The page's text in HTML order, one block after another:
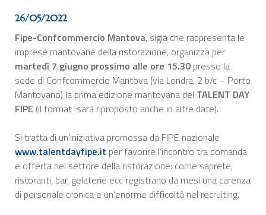
26/05/2022
Fipe-Confcommercio Mantova, sigla che rappresenta le
imprese mantovane della ristorazione, organizza per
martedì 7 giugno prossimo alle ore 15.30 presso la
sede di Confcommercio Mantova (via Londra, 2 b/c – Porto
Mantovano) la prima edizione mantovana del TALENT DAY
FIPE (il format sarà riproposto anche in altre date).
Si tratta di un’iniziativa promossa da FIPE nazionale
www.talentdayfipe.it per favorire l’incontro tra domanda
e offerta nel settore della ristorazione: come saprete,
ristoranti, bar, gelaterie ecc registrano da mesi una carenza
di personale cronica e un’enorme difficoltà nel recruiting.